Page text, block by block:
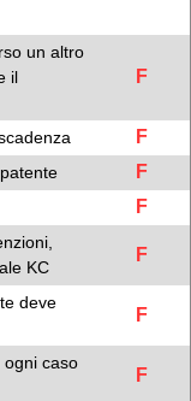
un altro
il
F
F
F
F
KC
F
deve
F
ogni caso
F